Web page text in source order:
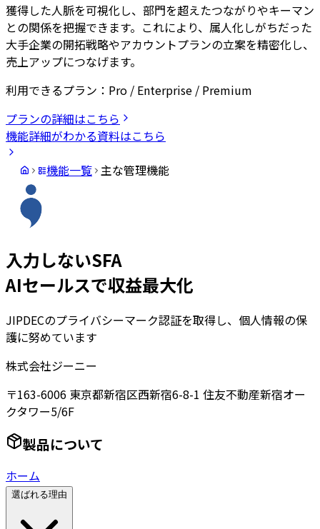
獲得した人脈を可視化し、部門を超えたつながりやキーマン
との関係を把握できます。これにより、属人化しがちだった
大手企業の開拓戦略やアカウントプランの立案を精密化し、
売上アップにつなげます。
利用できるプラン： Pro / Enterprise / Premium
プランの詳細はこちら
機能詳細がわかる資料はこちら
機能一覧 主な管理機能
入力しないSFA
AIセールスで収益最大化
JIPDECのプライバシーマーク認証を取得し、個人情報の保
護に努めています
株式会社ジーニー
〒163-6006 東京都新宿区西新宿6-8-1 住友不動産新宿オー
クタワー5/6F
製品について
ホーム
選ばれる理由